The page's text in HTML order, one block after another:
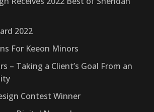
2022
For Keeon Minors
– Taking a Client’s Goal From an
Contest Winner